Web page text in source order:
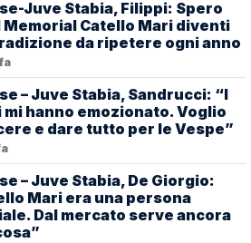
Juve Stabia, Filippi: Spero
Memorial Catello Mari diventi
da ripetere ogni anno
– Juve Stabia, Sandrucci: “I
hanno emozionato. Voglio
e dare tutto per le Vespe”
– Juve Stabia, De Giorgio:
Mari era una persona
Dal mercato serve ancora